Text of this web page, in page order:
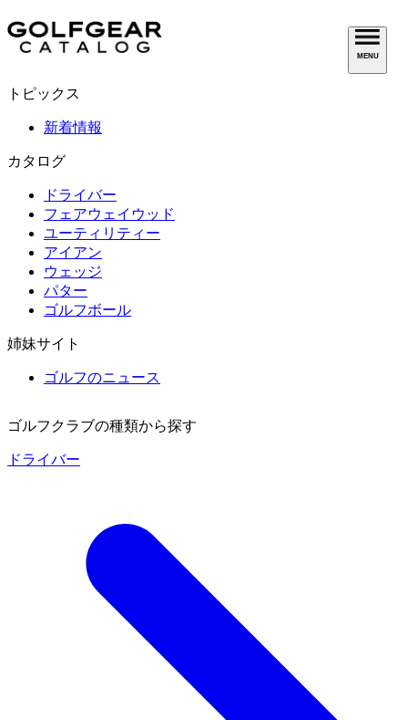
MENU
トピックス
新着情報
カタログ
ドライバー
フェアウェイウッド
ユーティリティー
アイアン
ウェッジ
パター
ゴルフボール
姉妹サイト
ゴルフのニュース
ゴルフクラブの種類から探す
ドライバー